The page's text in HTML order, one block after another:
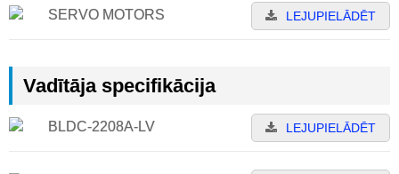
SERVO MOTORS LEJUPIELĀDĒT
Vadītāja specifikācija
BLDC-2208A-LV LEJUPIELĀDĒT